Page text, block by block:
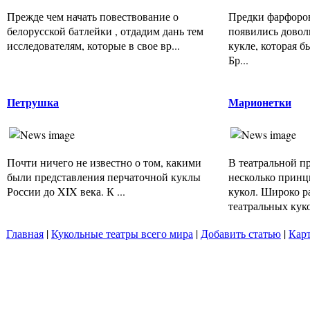
Прежде чем начать повествование о
белорусской батлейки , отдадим дань тем
исследователям, которые в свое вр...
Предки
появились
кукле, которая
Бр...
Петрушка
Почти ничего не известно о том, какими
были представления перчаточной куклы
России до XIX века. К ...
Марионетки
В театральной
несколько
кукол. Широко
театральных
Главная |Кукольные театры всего мира | Добавить статью |